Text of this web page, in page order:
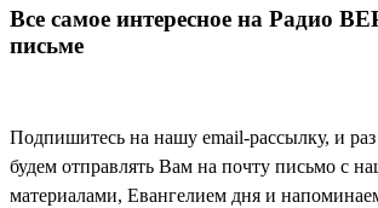
Все самое интересное на Радио
письме
Подпишитесь на нашу email-рассылку, и
будем отправлять Вам на почту письмо с
материалами, Евангелием дня и